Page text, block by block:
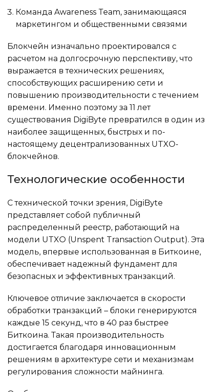
Команда Awareness Team, занимающаяся
маркетингом и общественными связями
Блокчейн изначально проектировался с
расчетом на долгосрочную перспективу, что
выражается в технических решениях,
способствующих расширению сети и
повышению производительности с течением
времени. Именно поэтому за 11 лет
существования DigiByte превратился в один из
наиболее защищенных, быстрых и по-
настоящему децентрализованных UTXO-
блокчейнов.
Технологические особенности
С технической точки зрения, DigiByte
представляет собой публичный
распределенный реестр, работающий на
модели UTXO (Unspent Transaction Output). Эта
модель, впервые использованная в Биткоине,
обеспечивает надежный фундамент для
безопасных и эффективных транзакций.
Ключевое отличие заключается в скорости
обработки транзакций – блоки генерируются
каждые 15 секунд, что в 40 раз быстрее
Биткоина. Такая производительность
достигается благодаря инновационным
решениям в архитектуре сети и механизмам
регулирования сложности майнинга.